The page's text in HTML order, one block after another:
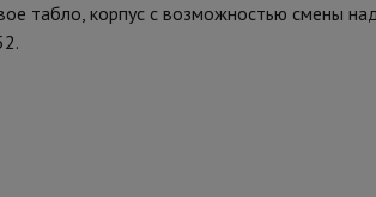
табло, корпус с возможностью смены